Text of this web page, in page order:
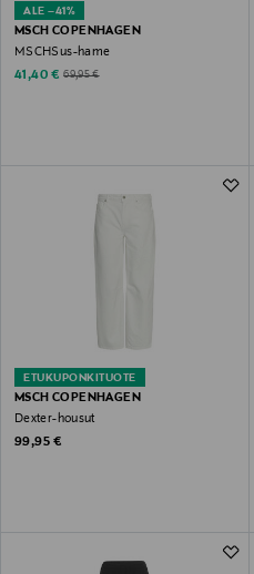
ALE –41%
MSCH COPENHAGEN
MSCHSus-hame
Discounted Price
41,40 € Original Price
69,95 €
ETUKUPONKITUOTE
MSCH COPENHAGEN
Dexter-housut
Original Price
99,95 €